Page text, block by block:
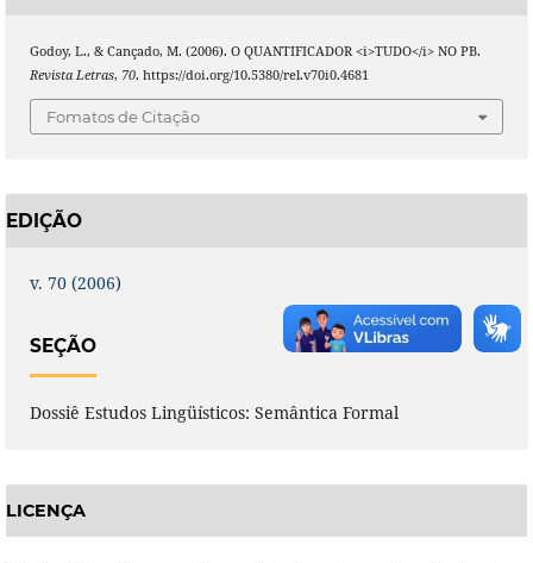
Godoy, L., & Cançado, M. (2006). O QUANTIFICADOR <i>TUDO</i> NO PB.
Revista Letras, 70. https://doi.org/10.5380/rel.v70i0.4681
Fomatos de Citação
EDIÇÃO
v. 70 (2006)
SEÇÃO
Dossiê Estudos Lingüísticos: Semântica Formal
LICENÇA